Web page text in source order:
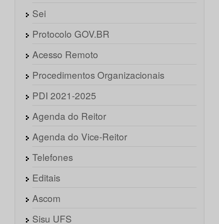
Sei
Protocolo GOV.BR
Acesso Remoto
Procedimentos Organizacionais
PDI 2021-2025
Agenda do Reitor
Agenda do Vice-Reitor
Telefones
Editais
Ascom
Sisu UFS